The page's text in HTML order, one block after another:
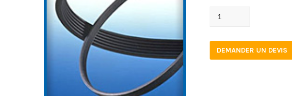
PJ1105/16
DEMANDER UN DEVIS